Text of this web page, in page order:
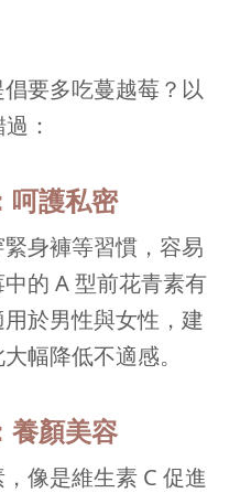
要多吃蔓越莓？以
：
呵護私密
身褲等習慣，容易
的 A 型前花青素有
於男性與女性，建
幅降低不適感。
養顏美容
像是維生素 C 促進